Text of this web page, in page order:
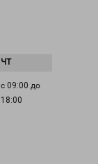
с 09:00 до
18:00